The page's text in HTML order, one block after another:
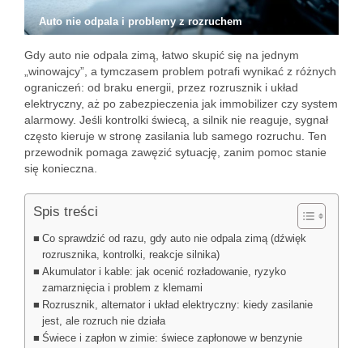
Auto nie odpala i problemy z rozruchem
Gdy auto nie odpala zimą, łatwo skupić się na jednym
„winowajcy”, a tymczasem problem potrafi wynikać z różnych
ograniczeń: od braku energii, przez rozrusznik i układ
elektryczny, aż po zabezpieczenia jak immobilizer czy system
alarmowy. Jeśli kontrolki świecą, a silnik nie reaguje, sygnał
często kieruje w stronę zasilania lub samego rozruchu. Ten
przewodnik pomaga zawęzić sytuację, zanim pomoc stanie
się konieczna.
Spis treści
Co sprawdzić od razu, gdy auto nie odpala zimą (dźwięk
rozrusznika, kontrolki, reakcje silnika)
Akumulator i kable: jak ocenić rozładowanie, ryzyko
zamarznięcia i problem z klemami
Rozrusznik, alternator i układ elektryczny: kiedy zasilanie
jest, ale rozruch nie działa
Świece i zapłon w zimie: świece zapłonowe w benzynie